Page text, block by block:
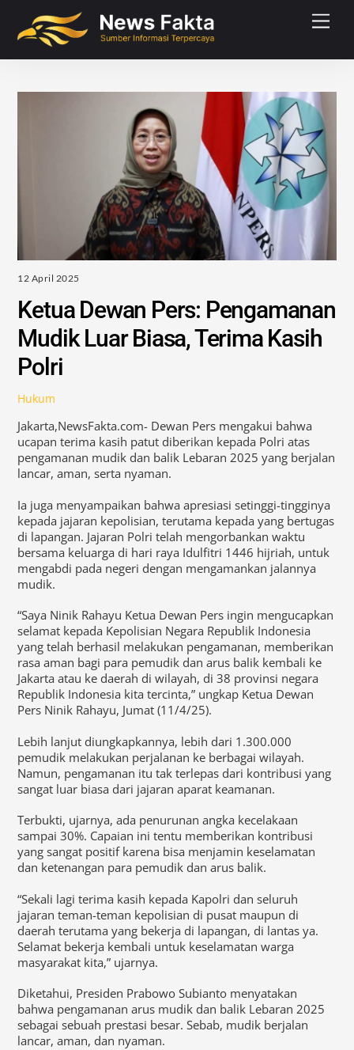
content
12 April 2025
Ketua Dewan Pers: Pengamanan
Mudik Luar Biasa, Terima Kasih
Polri
Hukum
Jakarta,NewsFakta.com- Dewan Pers mengakui bahwa
ucapan terima kasih patut diberikan kepada Polri atas
pengamanan mudik dan balik Lebaran 2025 yang berjalan
lancar, aman, serta nyaman.
Ia juga menyampaikan bahwa apresiasi setinggi-tingginya
kepada jajaran kepolisian, terutama kepada yang bertugas
di lapangan. Jajaran Polri telah mengorbankan waktu
bersama keluarga di hari raya Idulfitri 1446 hijriah, untuk
mengabdi pada negeri dengan mengamankan jalannya
mudik.
“Saya Ninik Rahayu Ketua Dewan Pers ingin mengucapkan
selamat kepada Kepolisian Negara Republik Indonesia
yang telah berhasil melakukan pengamanan, memberikan
rasa aman bagi para pemudik dan arus balik kembali ke
Jakarta atau ke daerah di wilayah, di 38 provinsi negara
Republik Indonesia kita tercinta,” ungkap Ketua Dewan
Pers Ninik Rahayu, Jumat (11/4/25).
Lebih lanjut diungkapkannya, lebih dari 1.300.000
pemudik melakukan perjalanan ke berbagai wilayah.
Namun, pengamanan itu tak terlepas dari kontribusi yang
sangat luar biasa dari jajaran aparat keamanan.
Terbukti, ujarnya, ada penurunan angka kecelakaan
sampai 30%. Capaian ini tentu memberikan kontribusi
yang sangat positif karena bisa menjamin keselamatan
dan ketenangan para pemudik dan arus balik.
“Sekali lagi terima kasih kepada Kapolri dan seluruh
jajaran teman-teman kepolisian di pusat maupun di
daerah terutama yang bekerja di lapangan, di lantas ya.
Selamat bekerja kembali untuk keselamatan warga
masyarakat kita,” ujarnya.
Diketahui, Presiden Prabowo Subianto menyatakan
bahwa pengamanan arus mudik dan balik Lebaran 2025
sebagai sebuah prestasi besar. Sebab, mudik berjalan
lancar, aman, dan nyaman.